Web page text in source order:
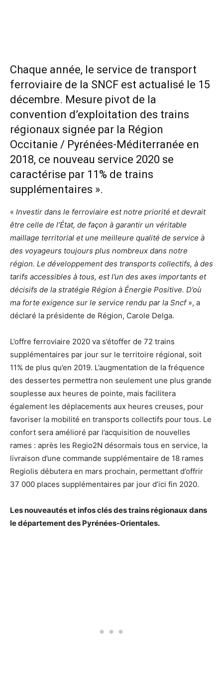
Chaque année, le service de transport
ferroviaire de la SNCF est actualisé le 15
décembre. Mesure pivot de la
convention d’exploitation des trains
régionaux signée par la Région
Occitanie / Pyrénées-Méditerranée en
2018, ce nouveau service 2020 se
caractérise par 11% de trains
supplémentaires ».
« Investir dans le ferroviaire est notre priorité et devrait
être celle de l’État, de façon à garantir un véritable
maillage territorial et une meilleure qualité de service à
des voyageurs toujours plus nombreux dans notre
région. Le développement des transports collectifs, à des
tarifs accessibles à tous, est l’un des axes importants et
décisifs de la stratégie Région à Énergie Positive. D’où
ma forte exigence sur le service rendu par la Sncf», a
déclaré la présidente de Région, Carole Delga.
L’offre ferroviaire 2020 va s’étoffer de 72 trains
supplémentaires par jour sur le territoire régional, soit
11% de plus qu’en 2019. L’augmentation de la fréquence
des dessertes permettra non seulement une plus grande
souplesse aux heures de pointe, mais facilitera
également les déplacements aux heures creuses, pour
favoriser la mobilité en transports collectifs pour tous. Le
confort sera amélioré par l’acquisition de nouvelles
rames : après les Regio2N désormais tous en service, la
livraison d’une commande supplémentaire de 18 rames
Regiolis débutera en mars prochain, permettant d’offrir
37 000 places supplémentaires par jour d’ici fin 2020.
Les nouveautés et infos clés des trains régionaux dans
le département des Pyrénées-Orientales.